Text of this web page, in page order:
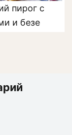
пирог с
и безе